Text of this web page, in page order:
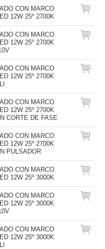
CON MARCO
12W 25º 2700K
CON MARCO
12W 25º 2700K
CON MARCO
12W 25º 2700K
CON MARCO
12W 25º 2700K
CORTE DE FASE
CON MARCO
12W 25º 2700K
PULSADOR
CON MARCO
12W 25º 3000K
CON MARCO
12W 25º 3000K
CON MARCO
12W 25º 3000K